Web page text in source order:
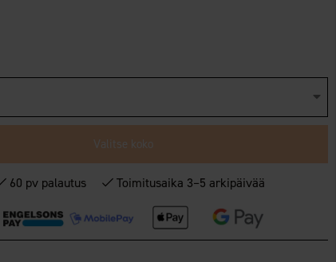
Valitse koko
60 pv palautus Toimitusaika 3–5 arkipäivää